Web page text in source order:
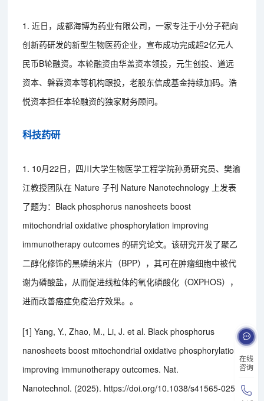
在线
咨询
1. 近日，成都海博为药业有限公司，一家专注于小分子靶向
创新药研发的新型生物医药企业，宣布成功完成超2亿元人
民币B轮融资。本轮融资由华盖资本领投，元生创投、道远
资本、磐霖资本等机构跟投，老股东信成基金持续加码。浩
悦资本担任本轮融资的独家财务顾问。
科技药研
1. 10月22日，四川大学生物医学工程学院孙勇研究员、樊渝
江教授团队在 Nature 子刊 Nature Nanotechnology 上发表
了题为：Black phosphorus nanosheets boost
mitochondrial oxidative phosphorylation improving
immunotherapy outcomes 的研究论文。该研究开发了聚乙
二醇化修饰的黑磷纳米片（BPP），其可在肿瘤细胞中被代
谢为磷酸盐，从而促进线粒体的氧化磷酸化（OXPHOS），
进而改善癌症免疫治疗效果。。
[1] Yang, Y., Zhao, M., Li, J. et al. Black phosphorus
nanosheets boost mitochondrial oxidative phosphorylation
improving immunotherapy outcomes. Nat.
Nanotechnol. (2025). https://doi.org/10.1038/s41565-025-